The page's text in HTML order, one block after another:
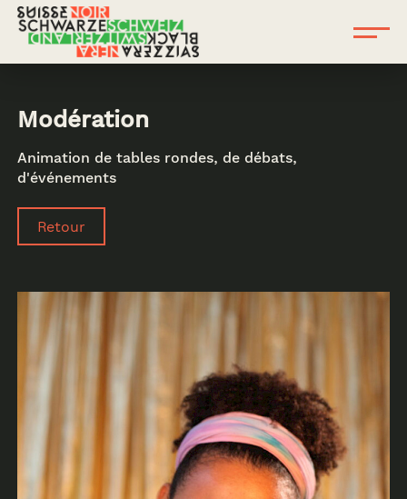
Modération
Animation de tables rondes, de débats,
d'événements
Retour